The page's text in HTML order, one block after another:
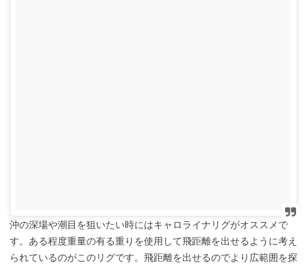
沖の深場や潮目を狙いたい時にはキャロライナリグがオススメで
す。ある程度重量の有る重りを使用して飛距離を出せるように考え
られているのがこのリグです。飛距離を出せるのでより広範囲を探